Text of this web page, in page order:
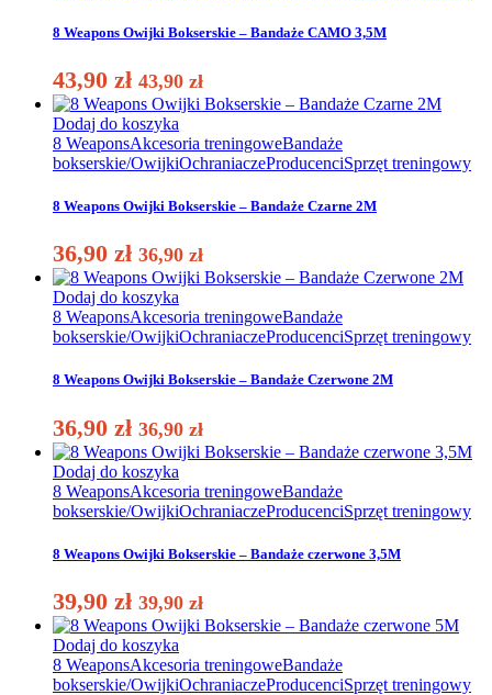
8 Weapons Owijki Bokserskie – Bandaże CAMO 3,5M
43,90 zł 43,90 zł
Dodaj do koszyka
8 WeaponsAkcesoria treningoweBandaże
bokserskie/OwijkiOchraniaczeProducenciSprzęt treningowy
8 Weapons Owijki Bokserskie – Bandaże Czarne 2M
36,90 zł 36,90 zł
Dodaj do koszyka
8 WeaponsAkcesoria treningoweBandaże
bokserskie/OwijkiOchraniaczeProducenciSprzęt treningowy
8 Weapons Owijki Bokserskie – Bandaże Czerwone 2M
36,90 zł 36,90 zł
Dodaj do koszyka
8 WeaponsAkcesoria treningoweBandaże
bokserskie/OwijkiOchraniaczeProducenciSprzęt treningowy
8 Weapons Owijki Bokserskie – Bandaże czerwone 3,5M
39,90 zł 39,90 zł
Dodaj do koszyka
8 WeaponsAkcesoria treningoweBandaże
bokserskie/OwijkiOchraniaczeProducenciSprzęt treningowy